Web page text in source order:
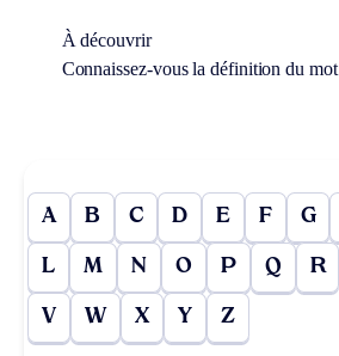
À découvrir
Connaissez-vous la définition du mot
A B C D E F G
L M N O P Q R
V W X Y Z